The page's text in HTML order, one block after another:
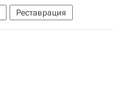
Реставрация